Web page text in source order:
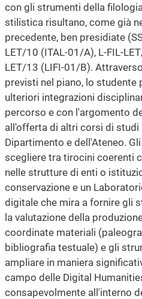
con gli strumenti della
stilistica risultano, come già
precedente, ben presidiate
LET/10 (ITAL-01/A), L-FIL-
LET/13 (LIFI-01/B).
previsti nel piano, lo studente
ulteriori integrazioni
percorso e con l'argomento
all'offerta di altri corsi di studi
Dipartimento e dell'Ateneo.
scegliere tra tirocini coerenti
nelle strutture di enti o
conservazione e un
digitale che mira a fornire gli
la valutazione della
coordinate materiali
bibliografia testuale) e gli
ampliare in maniera
campo delle Digital
consapevolmente all'interno